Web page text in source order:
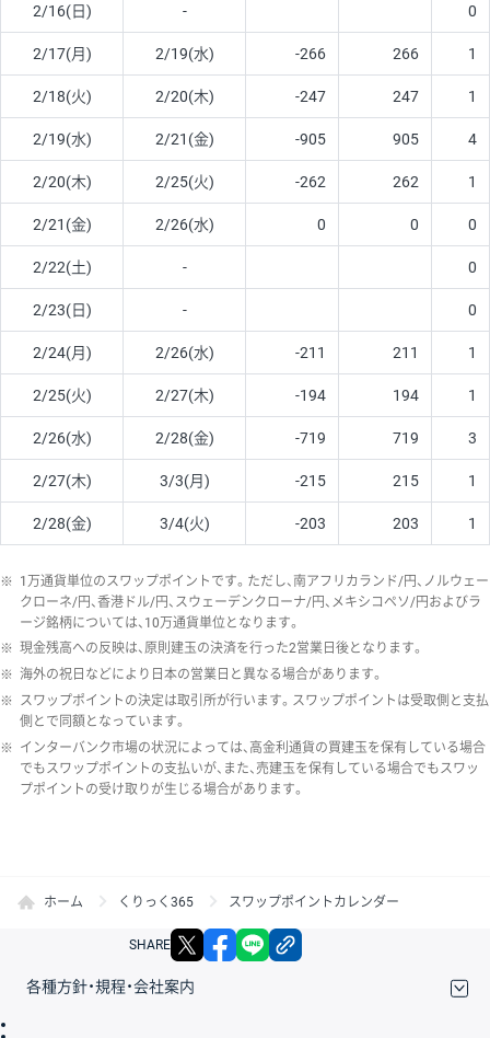
2/16(日) - 0
2/17(月) 2/19(水) -266 266 1
2/18(火) 2/20(木) -247 247 1
2/19(水) 2/21(金) -905 905 4
2/20(木) 2/25(火) -262 262 1
2/21(金) 2/26(水) 0 0 0
2/22(土) - 0
2/23(日) - 0
2/24(月) 2/26(水) -211 211 1
2/25(火) 2/27(木) -194 194 1
2/26(水) 2/28(金) -719 719 3
2/27(木) 3/3(月) -215 215 1
2/28(金) 3/4(火) -203 203 1
※ 1万通貨単位のスワップポイントです。ただし、南アフリカランド/円、ノルウェー
クローネ/円、香港ドル/円、スウェーデンクローナ/円、メキシコペソ/円およびラ
ージ銘柄については、10万通貨単位となります。
※ 現金残高への反映は、原則建玉の決済を行った2営業日後となります。
※ 海外の祝日などにより日本の営業日と異なる場合があります。
※ スワップポイントの決定は取引所が行います。スワップポイントは受取側と支払
側とで同額となっています。
※ インターバンク市場の状況によっては、高金利通貨の買建玉を保有している場合
でもスワップポイントの支払いが、また、売建玉を保有している場合でもスワッ
プポイントの受け取りが生じる場合があります。
ホーム くりっく365 スワップポイントカレンダー
SHARE X facebook
各種方針・規程・会社案内